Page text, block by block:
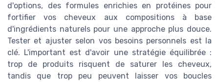
d'options, des formules enrichies en protéines pour
fortifier vos cheveux aux compositions à base
d'ingrédients naturels pour une approche plus douce.
Tester et ajuster selon vos besoins personnels est la
clé. L'important est d'avoir une stratégie équilibrée :
trop de produits risquent de saturer les cheveux,
tandis que trop peu peuvent laisser vos boucles